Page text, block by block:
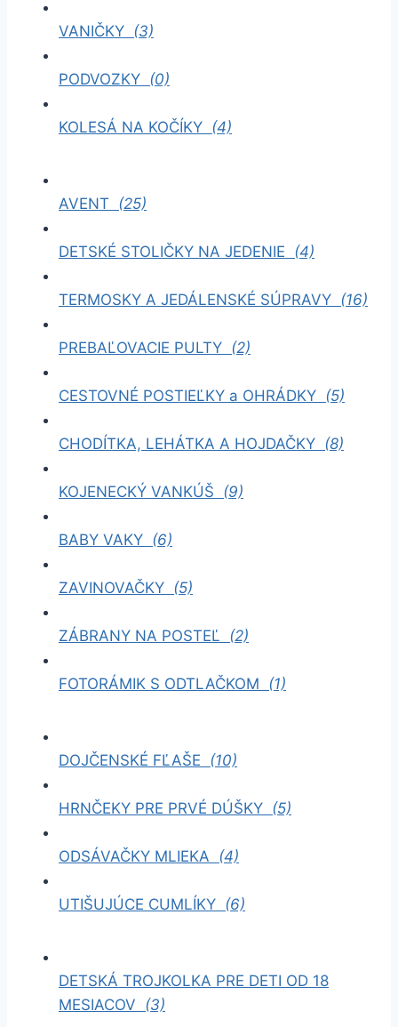
VANIČKY (3)
PODVOZKY (0)
KOLESÁ NA KOČÍKY (4)
AVENT (25)
DETSKÉ STOLIČKY NA JEDENIE (4)
TERMOSKY A JEDÁLENSKÉ SÚPRAVY (16)
PREBAĽOVACIE PULTY (2)
CESTOVNÉ POSTIEĽKY a OHRÁDKY (5)
CHODÍTKA, LEHÁTKA A HOJDAČKY (8)
KOJENECKÝ VANKÚŠ (9)
BABY VAKY (6)
ZAVINOVAČKY (5)
ZÁBRANY NA POSTEĽ (2)
FOTORÁMIK S ODTLAČKOM (1)
DOJČENSKÉ FĽAŠE (10)
HRNČEKY PRE PRVÉ DÚŠKY (5)
ODSÁVAČKY MLIEKA (4)
UTIŠUJÚCE CUMLÍKY (6)
DETSKÁ TROJKOLKA PRE DETI OD 18
MESIACOV (3)